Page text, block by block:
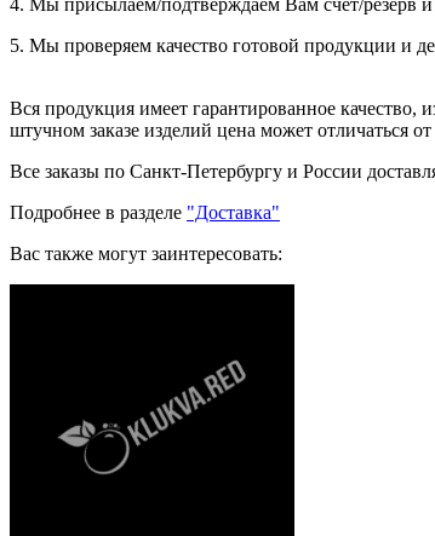
5. Мы проверяем качество готовой продукции и
Вся продукция имеет гарантированное качество,
штучном заказе изделий цена может отличаться
Все заказы по Санкт-Петербургу и России
Подробнее в разделе "Доставка"
Вас также могут заинтересовать: